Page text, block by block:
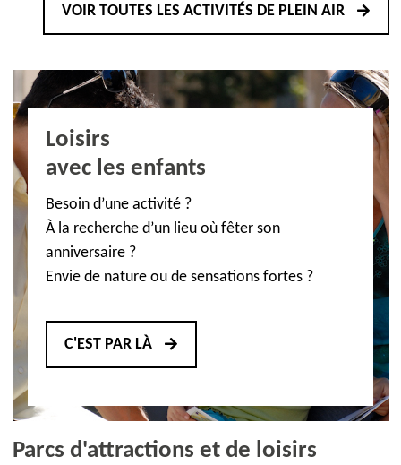
VOIR TOUTES LES ACTIVITÉS DE PLEIN AIR
Loisirs
avec les enfants
Besoin d’une activité ?
À la recherche d’un lieu où fêter son
anniversaire ?
Envie de nature ou de sensations fortes ?
C'EST PAR LÀ
Parcs d'attractions et de loisirs